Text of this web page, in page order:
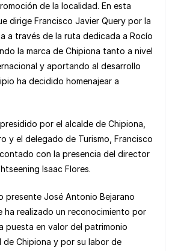
de la localidad. En esta
dirige Francisco Javier Query por la
a través de la ruta dedicada a Rocío
la marca de Chipiona tanto a nivel
y aportando al desarrollo
ha decidido homenajear a
por el alcalde de Chipiona,
y el delegado de Turismo, Francisco
con la presencia del director
Isaac Flores.
presente José Antonio Bejarano
ha realizado un reconocimiento por
puesta en valor del patrimonio
Chipiona y por su labor de